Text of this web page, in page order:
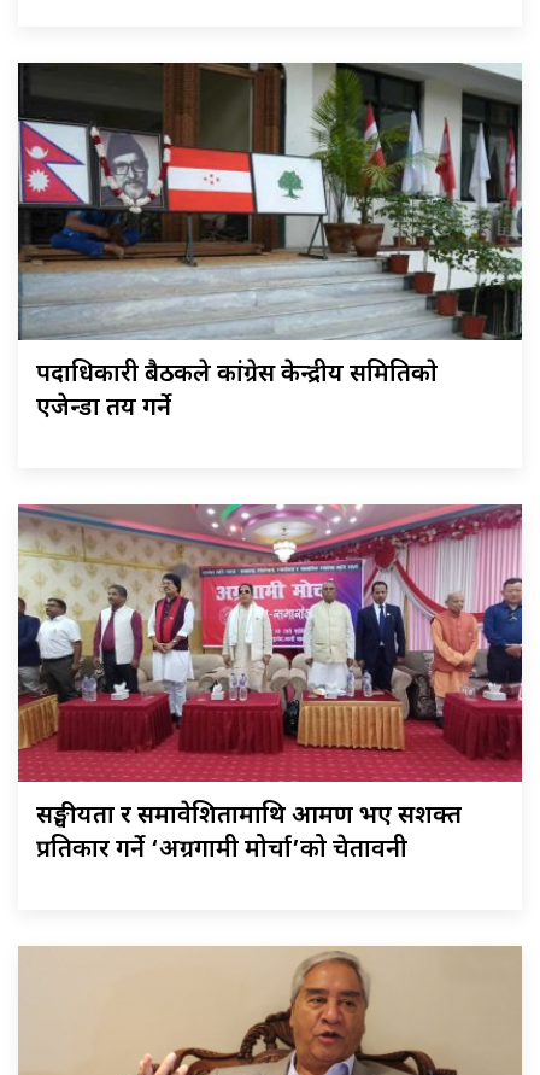
पदाधिकारी बैठकले कांग्रेस केन्द्रीय समितिकाे
एजेन्डा तय गर्ने
सङ्घीयता र समावेशितामाथि आक्रमण भए सशक्त
प्रतिकार गर्ने ‘अग्रगामी मोर्चा’को चेतावनी